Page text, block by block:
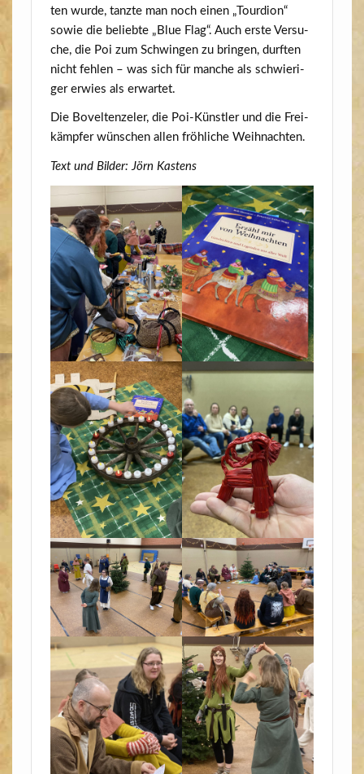
ten wur­de, tanz­te man noch einen „Tour­di­on“
sowie die belieb­te „Blue Flag“. Auch ers­te Ver­su­
che, die Poi zum Schwin­gen zu brin­gen, durf­ten
nicht feh­len – was sich für man­che als schwie­ri­
ger erwies als erwartet.
Die Bovel­ten­ze­l­er, die Poi-Künst­ler und die Frei­
kämp­fer wün­schen allen fröh­li­che Weihnachten.
Text und Bil­der: Jörn Kastens